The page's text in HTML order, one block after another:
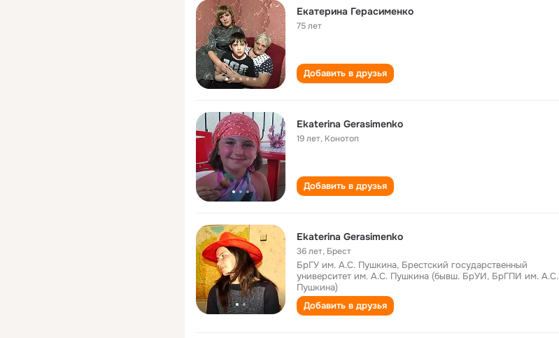
Екатерина Герасименко
75 лет
Добавить в друзья
Ekaterina Gerasimenko
19 лет, Конотоп
Добавить в друзья
Ekaterina Gerasimenko
36 лет, Брест
БрГУ им. А.С. Пушкина, Брестский государственный
университет им. А.С. Пушкина (бывш. БрУИ, БрГПИ им. А.С.
Пушкина)
Добавить в друзья